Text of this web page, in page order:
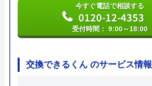
今すぐ電話で相談する
0120-12-4353
受付時間： 9:00～18:00
交換できるくん のサービス情報